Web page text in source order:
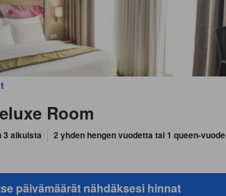
Room
3 aikuista 2 yhden hengen vuodetta tai 1 queen-vuode
päivämäärät nähdäksesi hinnat